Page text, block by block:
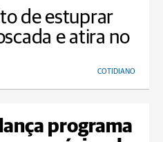
de estuprar
e atira no
COTIDIANO
programa